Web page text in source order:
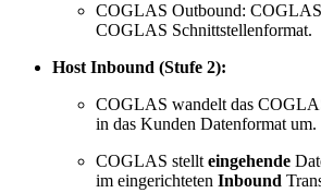
COGLAS Outbound:
COGLAS Schnittstellenformat.
Host Inbound (Stufe 2):
COGLAS wandelt das
in das Kunden Datenformat um.
COGLAS stellt eingehende
im eingerichteten Inbound